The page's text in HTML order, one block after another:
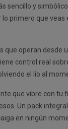
sencillo y
primero que veas
operan desde
control real
el lío al
que vibre con tu
Un pack
en ningún